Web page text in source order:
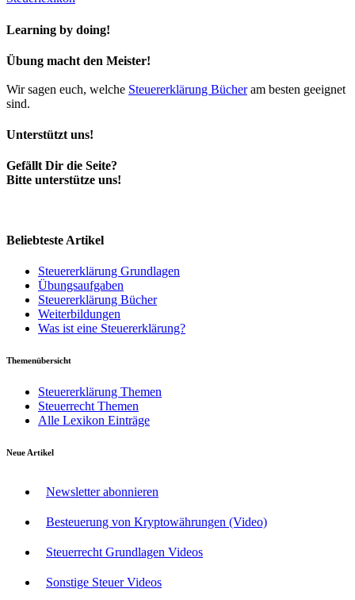
Learning by doing!
Übung macht den Meister!
Wir sagen euch, welche Steuererklärung Bücheram besten geeignet
sind.
Unterstützt uns!
Gefällt Dir die Seite?
Bitte unterstütze uns!
Beliebteste Artikel
Steuererklärung Grundlagen
Übungsaufgaben
Steuererklärung Bücher
Weiterbildungen
Was ist eine Steuererklärung?
Themenübersicht
Steuererklärung Themen
Steuerrecht Themen
Alle Lexikon Einträge
Neue Artikel
Newsletter abonnieren
Besteuerung von Kryptowährungen (Video)
Steuerrecht Grundlagen Videos
Sonstige Steuer Videos